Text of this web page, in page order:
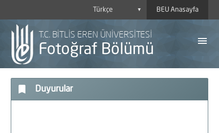
▼ BEU Anasayfa
T.C. BİTLİS EREN ÜNİVERSİTESİ
Fotoğraf Bölümü
menu
bookmark Duyurular